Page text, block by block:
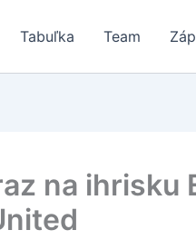
Tabuľka Team
na ihrisku